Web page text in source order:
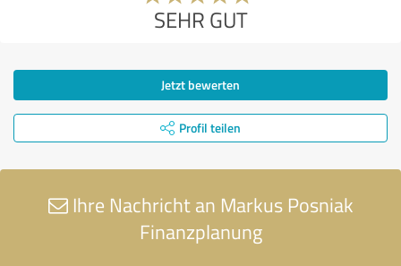
SEHR GUT
Jetzt bewerten
Profil teilen
Ihre Nachricht an Markus Posniak
Finanzplanung